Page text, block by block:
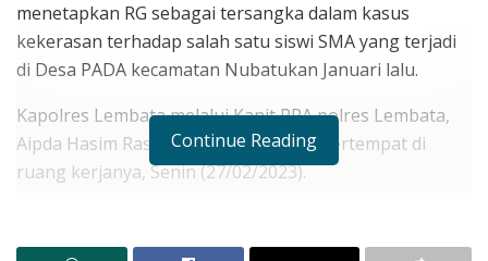
menetapkan RG sebagai tersangka dalam kasus
kekerasan terhadap salah satu siswi SMA yang terjadi
di Desa PADA kecamatan Nubatukan Januari lalu.
Kapolres Lembata melalui Kanit PPA polres Lembata,
Aipda Hasim Rasyid kepada media ini bertempat di
ruang kerjanya, Senin (27/02/2023).
Continue Reading